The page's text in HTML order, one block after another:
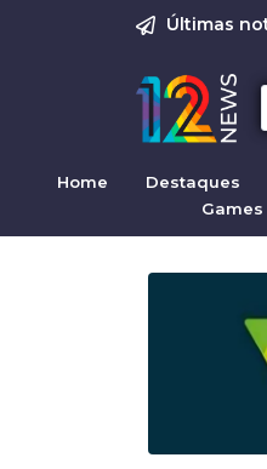
Últimas
Home Destaques
Games